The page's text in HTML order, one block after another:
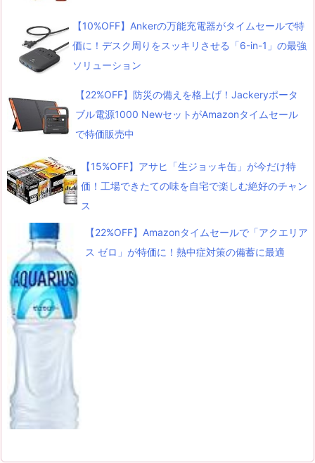
【10%OFF】Ankerの万能充電器がタイムセールで特
価に！デスク周りをスッキリさせる「6-in-1」の最強
ソリューション
【22%OFF】防災の備えを格上げ！Jackeryポータ
ブル電源1000 NewセットがAmazonタイムセール
で特価販売中
【15%OFF】アサヒ「生ジョッキ缶」が今だけ特
価！工場できたての味を自宅で楽しむ絶好のチャン
ス
【22%OFF】Amazonタイムセールで「アクエリア
ス ゼロ」が特価に！熱中症対策の備蓄に最適